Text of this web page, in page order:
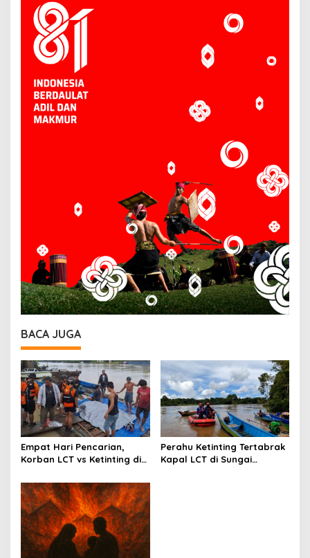
BACA JUGA
Empat Hari Pencarian,
Korban LCT vs Ketinting di
Ditemukan
Perahu Ketinting Tertabrak
Kapal LCT di Sungai